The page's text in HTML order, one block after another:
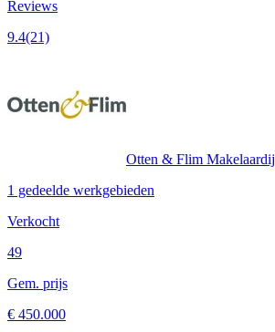
Reviews
9.4(21)
Otten & Flim Makelaardij
1 gedeelde werkgebieden
Verkocht
49
Gem. prijs
€ 450.000